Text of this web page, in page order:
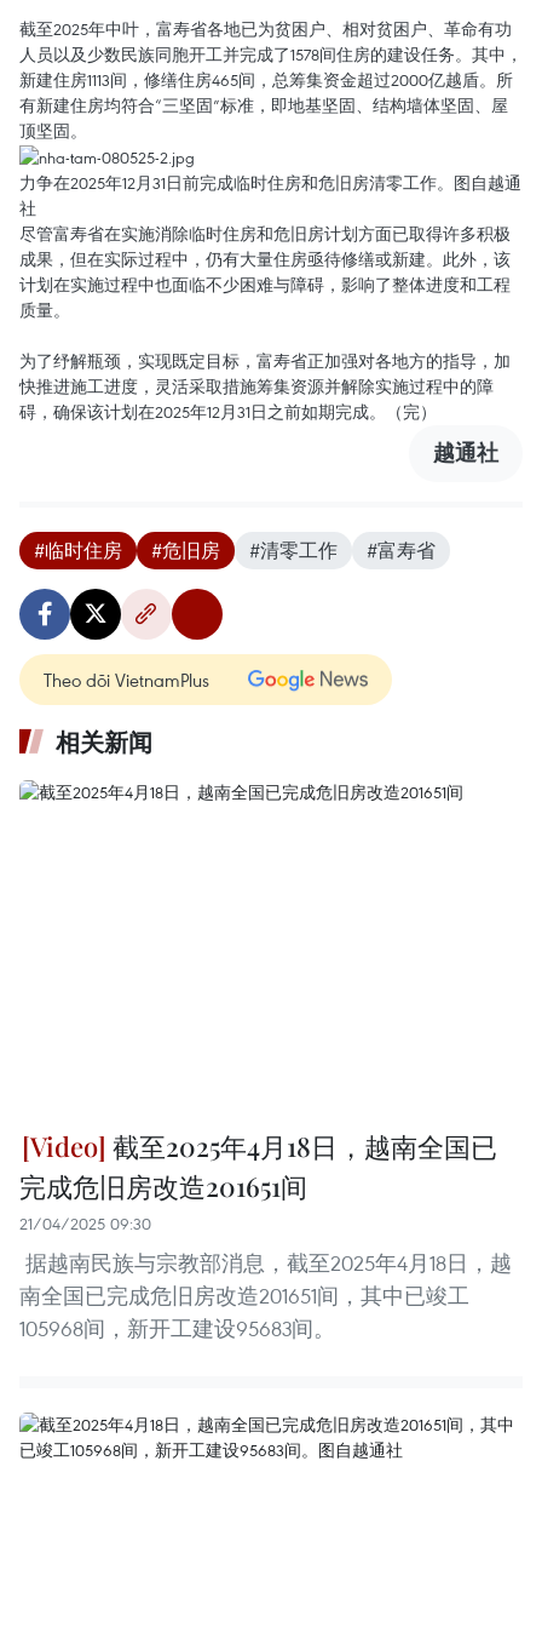
截至2025年中叶，富寿省各地已为贫困户、相对贫困户、革命有功
人员以及少数民族同胞开工并完成了1578间住房的建设任务。其中，
新建住房1113间，修缮住房465间，总筹集资金超过2000亿越盾。所
有新建住房均符合“三坚固”标准，即地基坚固、结构墙体坚固、屋
顶坚固。
力争在2025年12月31日前完成临时住房和危旧房清零工作。图自越通
社
尽管富寿省在实施消除临时住房和危旧房计划方面已取得许多积极
成果，但在实际过程中，仍有大量住房亟待修缮或新建。此外，该
计划在实施过程中也面临不少困难与障碍，影响了整体进度和工程
质量。
为了纾解瓶颈，实现既定目标，富寿省正加强对各地方的指导，加
快推进施工进度，灵活采取措施筹集资源并解除实施过程中的障
碍，确保该计划在2025年12月31日之前如期完成。（完）
越通社
#临时住房 #危旧房 #清零工作 #富寿省
Theo dõi VietnamPlus
相关新闻
截至2025年4月18日，越南全国已
完成危旧房改造201651间
21/04/2025 09:30
据越南民族与宗教部消息，截至2025年4月18日，越
南全国已完成危旧房改造201651间，其中已竣工
105968间，新开工建设95683间。